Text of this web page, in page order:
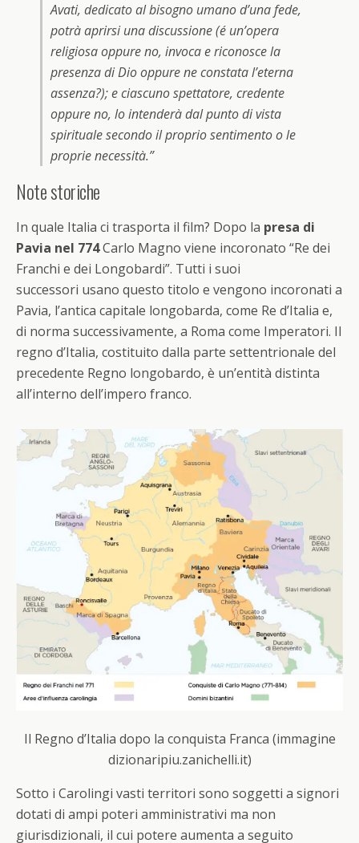
Avati, dedicato al bisogno umano d’una fede,
potrà aprirsi una discussione (é un’opera
religiosa oppure no, invoca e riconosce la
presenza di Dio oppure ne constata l’eterna
assenza?); e ciascuno spettatore, credente
oppure no, lo intenderà dal punto di vista
spirituale secondo il proprio sentimento o le
proprie necessità.”
Note storiche
In quale Italia ci trasporta il film? Dopo la presa di
Pavia nel 774Carlo Magno viene incoronato “Re dei
Franchi e dei Longobardi”. Tutti i suoi
successori usano questo titolo e vengono incoronati a
Pavia, l’antica capitale longobarda, come Re d’Italia e,
di norma successivamente, a Roma come Imperatori. Il
regno d’Italia, costituito dalla parte settentrionale del
precedente Regno longobardo, è un’entità distinta
all’interno dell’impero franco.
Il Regno d’Italia dopo la conquista Franca (immagine
dizionaripiu.zanichelli.it)
Sotto i Carolingi vasti territori sono soggetti a signori
dotati di ampi poteri amministrativi ma non
giurisdizionali, il cui potere aumenta a seguito